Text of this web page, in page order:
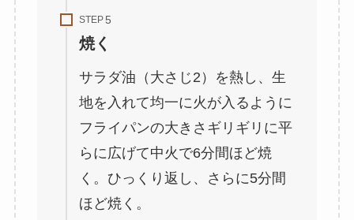
STEP
焼く
サラダ油（大さじ2）を熱し、生
地を入れて均一に火が入るように
フライパンの大きさギリギリに平
らに広げて中火で6分間ほど焼
く。ひっくり返し、さらに5分間
ほど焼く。